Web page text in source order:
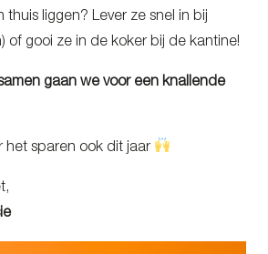
liggen? Lever ze snel in bij
of gooi ze in de koker bij de kantine!
gaan we voor een knallende
het sparen ook dit jaar